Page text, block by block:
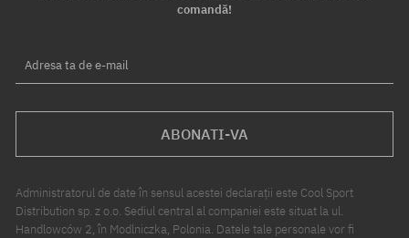
comandă!
Adresa ta de e-mail
ABONATI-VA
Administratorul de date în sensul acestei declarații este Cool Sport
Distribution sp. z o.o. Sediul central al companiei este situat la ul.
Handlowców 2, în Modlniczka, Polonia. Datele tale personale vor fi